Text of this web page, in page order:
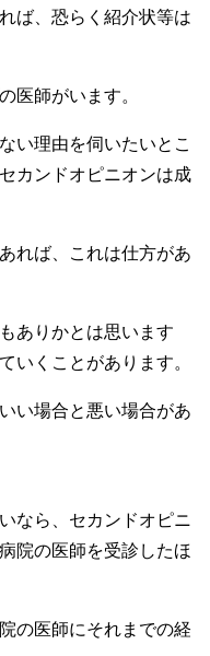
ば、恐らく紹介状等は
医師がいます。
い理由を伺いたいとこ
カンドオピニオンは成
れば、これは仕方があ
ありかとは思います
いくことがあります。
い場合と悪い場合があ
なら、セカンドオピニ
院の医師を受診したほ
の医師にそれまでの経